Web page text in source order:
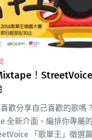
！
歡分享自己喜歡的歌嗎
全新介面、編排你專屬
「歌單王」徵選贏